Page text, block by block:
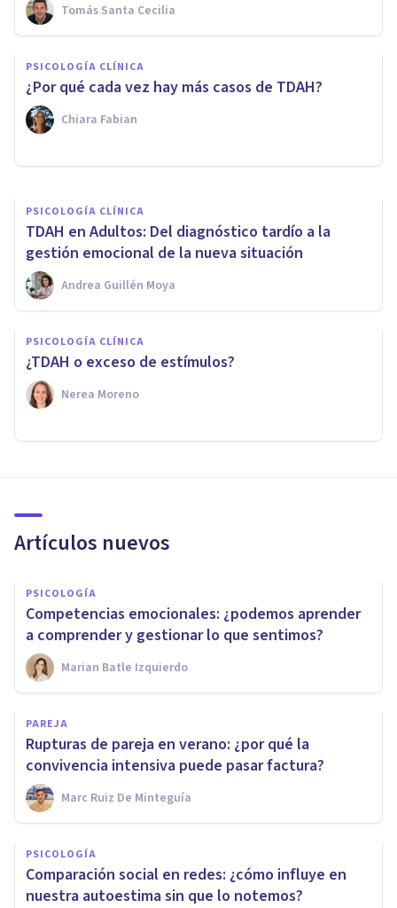
Tomás Santa Cecilia
PSICOLOGÍA CLÍNICA
¿Por qué cada vez hay más casos de TDAH?
Chiara Fabian
PSICOLOGÍA CLÍNICA
TDAH y entorno escolar:
estrategias psicopedagógicas
que marcan la diferencia
PSICOLOGÍA CLÍNICA
TDAH en Adultos: Del diagnóstico tardío a la
gestión emocional de la nueva situación
Andrea Guillén Moya
PSICOLOGÍA CLÍNICA
¿TDAH o exceso de estímulos?
Nerea Moreno
Artículos nuevos
PSICOLOGÍA
Competencias emocionales: ¿podemos aprender
a comprender y gestionar lo que sentimos?
Marian Batle Izquierdo
PAREJA
Rupturas de pareja en verano: ¿por qué la
convivencia intensiva puede pasar factura?
Marc Ruiz De Minteguía
PSICOLOGÍA
Comparación social en redes: ¿cómo influye en
nuestra autoestima sin que lo notemos?